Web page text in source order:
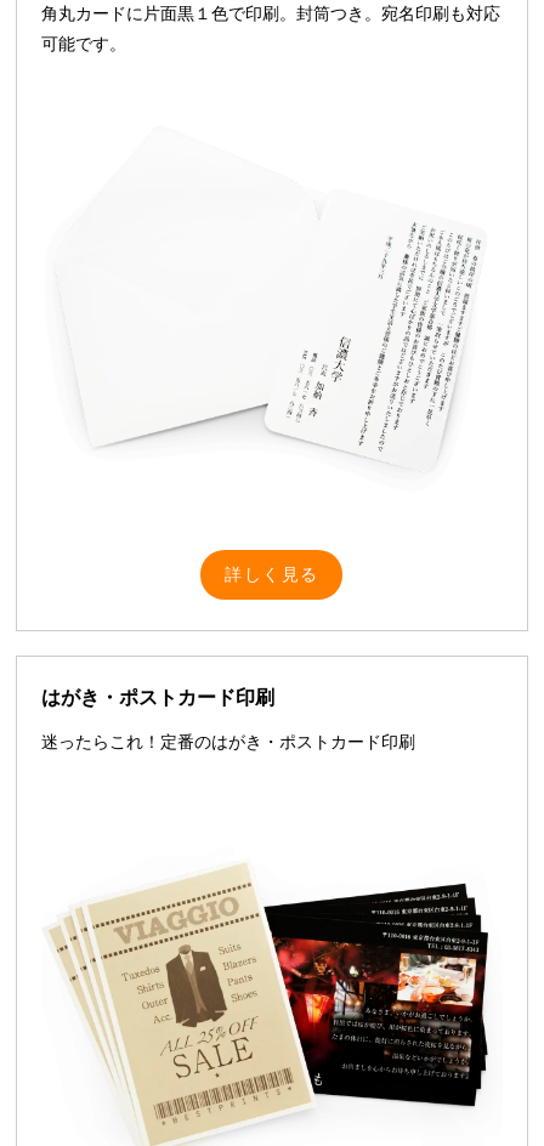
角丸カードに片面黒１色で印刷。封筒つき。宛名印刷も対応
可能です。
詳しく見る
はがき・ポストカード印刷
迷ったらこれ！定番のはがき・ポストカード印刷